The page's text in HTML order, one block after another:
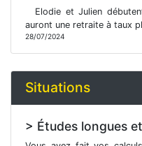
Elodie et Julien
auront une retraite à taux
28/07/2024
Situations
> Études longues